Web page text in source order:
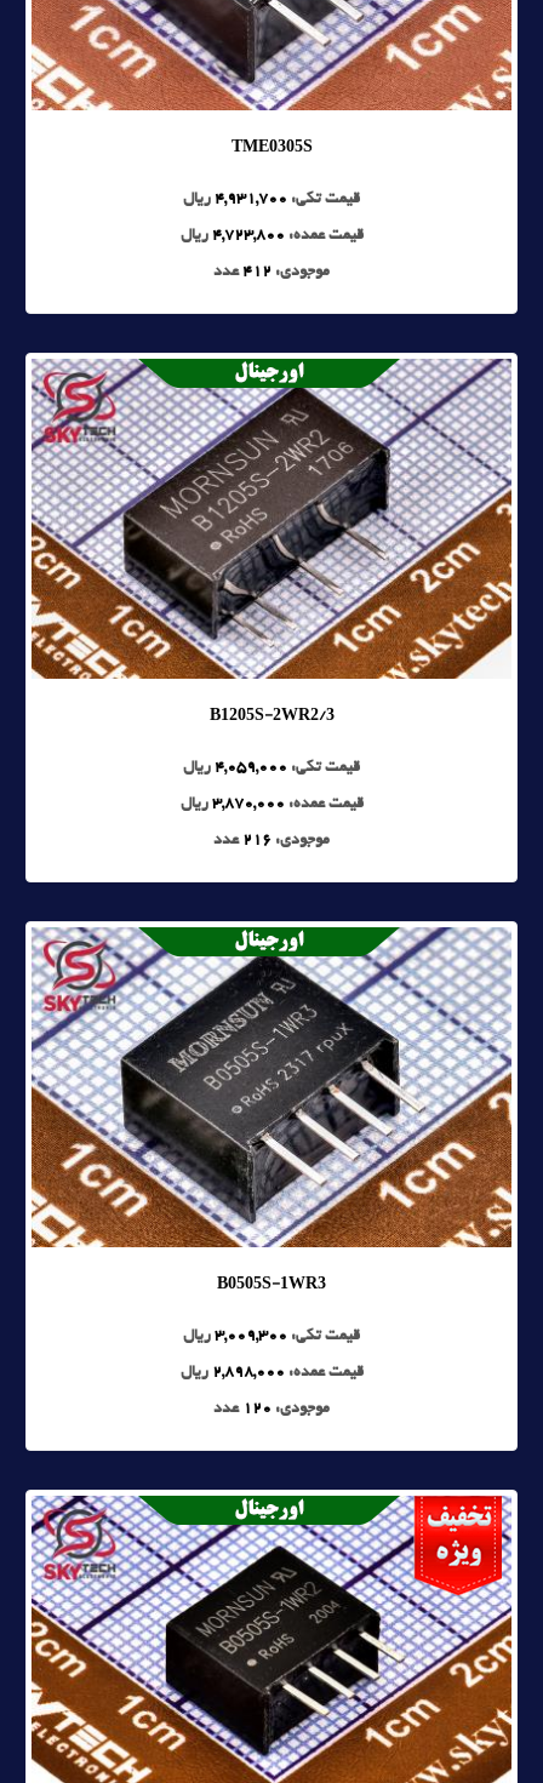
TME0305S
قیمت تکی: 4,931,700 ریال
قیمت عمده: 4,723,800 ریال
موجودی: 412 عدد
B1205S-2WR2/3
قیمت تکی: 4,059,000 ریال
قیمت عمده: 3,870,000 ریال
موجودی: 216 عدد
B0505S-1WR3
قیمت تکی: 3,009,300 ریال
قیمت عمده: 2,898,000 ریال
موجودی: 120 عدد